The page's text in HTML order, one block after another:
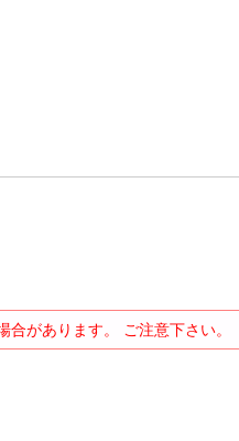
があります。 ご注意下さい。